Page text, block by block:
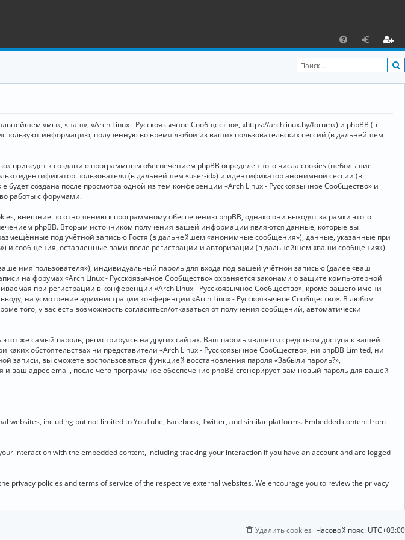
F
A
х
о
ег
и
«мы», «наш», «Arch Linux - Русскоязычное Сообщество», «https://archlinux.by/forum») и phpBB (в
информацию, полученную во время любой из ваших пользовательских сессий (в дальнейшем
приведёт к созданию программным обеспечением phpBB определённого числа cookies (небольшие
идентификатор пользователя (в дальнейшем «user-id») и идентификатор анонимной сессии (в
создана после просмотра одной из тем конференции «Arch Linux - Русскоязычное Сообщество» и
работы с форумами.
внешние по отношению к программному обеспечению phpBB, однако они выходят за рамки этого
phpBB. Вторым источником получения вашей информации являются данные, которые вы
под учётной записью Гостя (в дальнейшем «анонимные сообщения»), данные, указанные при
и сообщения, оставленные вами после регистрации и авторизации (в дальнейшем «ваши сообщения»).
имя пользователя»), индивидуальный пароль для входа под вашей учётной записью (далее «ваш
на форумах «Arch Linux - Русскоязычное Сообщество» охраняется законами о защите компьютерной
при регистрации в конференции «Arch Linux - Русскоязычное Сообщество», кроме вашего имени
на усмотрение администрации конференции «Arch Linux - Русскоязычное Сообщество». В любом
того, у вас есть возможность согласиться/отказаться от получения сообщений, автоматически
же самый пароль, регистрируясь на других сайтах. Ваш пароль является средством доступа к вашей
обстоятельствах ни представители «Arch Linux - Русскоязычное Сообщество», ни phpBB Limited, ни
записи, вы сможете воспользоваться функцией восстановления пароля «Забыли пароль?»,
адрес email, после чего программное обеспечение phpBB сгенерирует вам новый пароль для вашей
including but not limited to YouTube, Facebook, Twitter, and similar platforms. Embedded content from
interaction with the embedded content, including tracking your interaction if you have an account and are logged
privacy policies and terms of service of the respective external websites. We encourage you to review the privacy
Часовой пояс: UTC+03:00
Удалить cookies